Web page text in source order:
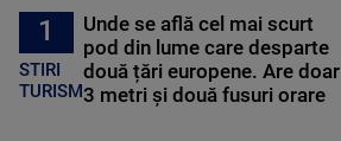
1
STIRI
TURISM
Unde se află cel mai scurt
pod din lume care desparte
două țări europene. Are doar
3 metri și două fusuri orare